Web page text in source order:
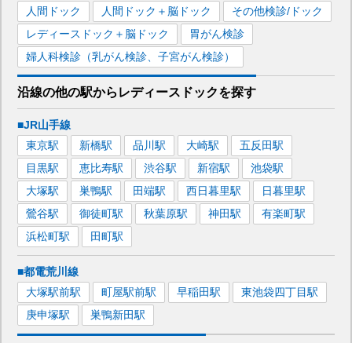
人間ドック
人間ドック＋脳ドック
その他検診/ドック
レディースドック＋脳ドック
胃がん検診
婦人科検診（乳がん検診、子宮がん検診）
沿線の他の駅から レディースドックを探す
■JR山手線
東京駅 新橋駅 品川 駅 大崎駅 五反田駅
目黒駅 恵比寿駅 渋谷駅 新宿駅 池袋駅
大塚駅 巣鴨駅 田端駅 西日暮里駅 日暮里駅
鶯谷駅 御徒町駅 秋葉原駅 神田駅 有楽町駅
浜松町駅 田町駅
■都電荒川線
大塚駅前駅 町屋駅前駅 早稲田駅 東池袋四丁目駅
庚申塚駅 巣鴨新田駅